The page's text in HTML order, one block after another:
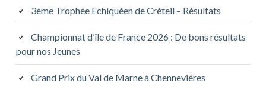
3ème Trophée Echiquéen de Créteil – Résultats
Championnat d’île de France 2026 : De bons résultats
pour nos Jeunes
Grand Prix du Val de Marne à Chennevières